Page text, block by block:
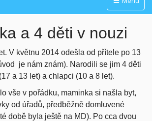
a 4 děti v nouzi
V květnu 2014 odešla od přítele po 13
je nám znám). Narodili se jim 4 děti
a 13 let) a chlapci (10 a 8 let).
vše v pořádku, maminka si našla byt,
od úřadů, předběžně domluvené
době byla ještě na MD). Po cca dvou